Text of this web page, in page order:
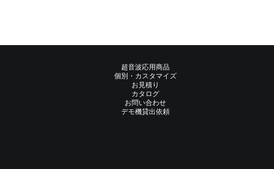
超音波応用商品
個別・カスタマイズ
お見積り
カタログ
お問い合わせ
デモ機貸出依頼